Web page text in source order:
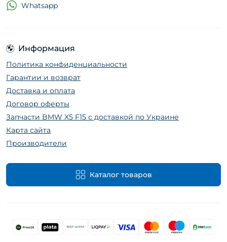
Информация
Политика конфиденциальности
Гарантии и возврат
Доставка и оплата
Договор оферты
Запчасти BMW X5 F15 с доставкой по Украине
Карта сайта
Производители
Каталог товаров
Whatsapp